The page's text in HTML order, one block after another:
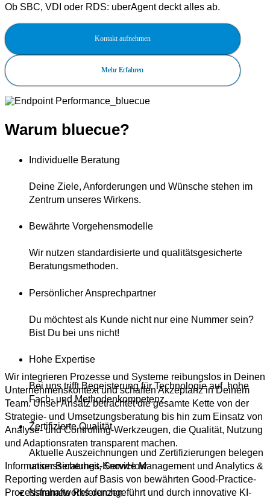
Ob SBC, VDI oder RDS: uberAgent deckt alles ab.
Kontakt aufnehmen
Mehr Erfahren
Warum bluecue?
Individuelle Beratung
Deine Ziele, Anforderungen und Wünsche stehen im
Zentrum unseres Wirkens.
Bewährte Vorgehensmodelle
Wir nutzen standardisierte und qualitätsgesicherte
Beratungsmethoden.
Persönlicher Ansprechpartner
Du möchtest als Kunde nicht nur eine Nummer sein?
Bist Du bei uns nicht!
Hohe Expertise
Bei uns trifft Begeisterung für Technologie auf hohe
Fach- und Methodenkompetenz.
Zertifizierte Qualität
Aktuelle Auszeichnungen und Zertifizierungen belegen
unser Beratungs-KnowHow
Namhafte Referenzen
Wir integrieren Prozesse und Systeme reibungslos in Deinen
Unternehmenskontext und schaffen Akzeptanz in Deinem
Team. Unser Ansatz betrachtet die gesamte Kette von der
Strategie- und Umsetzungsberatung bis hin zum Einsatz von
Analyse- und Controlling-Werkzeugen, die Qualität, Nutzung
und Adaptionsraten transparent machen.
Informationssicherheit, Service Management und Analytics &
Reporting werden auf Basis von bewährten Good-Practice-
Prozessframeworks durchgeführt und durch innovative KI-